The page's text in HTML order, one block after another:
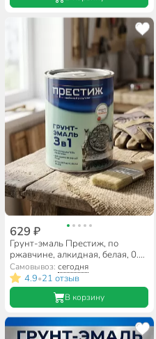
629 ₽
Грунт-эмаль Престиж, по
ржавчине, алкидная, белая, 0.9
кг
Самовывоз:сегодня
4.9•21 отзыв
В корзину